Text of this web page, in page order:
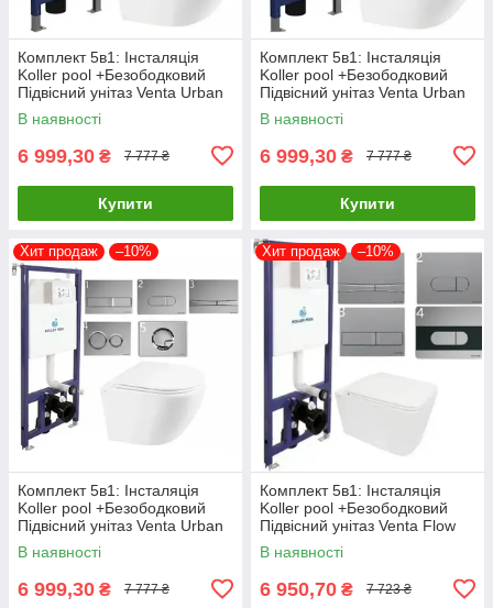
Комплект 5в1: Інсталяція
Koller pool +Безободковий
Підвісний унітаз Venta Urban
Rimless + Клавіша CHROME
MATT
В наявності
6 999,30 ₴ 7 777 ₴
Купити
Комплект 5в1: Інсталяція
Koller pool +Безободковий
Підвісний унітаз Venta Urban
Rimless +Чорна клавіша
В наявності
6 999,30 ₴ 7 777 ₴
Купити
Хит продаж –10%
Комплект 5в1: Інсталяція
Koller pool +Безободковий
Підвісний унітаз Venta Urban
Rimless +клавіша CHROME
В наявності
6 999,30 ₴ 7 777 ₴
Хит продаж –10%
Комплект 5в1: Інсталяція
Koller pool +Безободковий
Підвісний унітаз Venta Flow
Rimless + Клавіша CHROME
В наявності
6 950,70 ₴ 7 723 ₴